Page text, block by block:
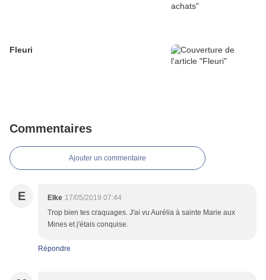
Fleuri
Commentaires
Ajouter un commentaire
E Elke 17/05/2019 07:44
Trop bien tes craquages. J'ai vu Aurélia à sainte Marie aux
Mines et j'étais conquise.
Répondre